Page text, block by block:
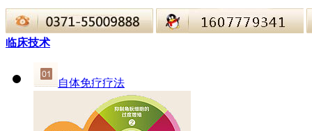
临床技术
自体免疗疗法